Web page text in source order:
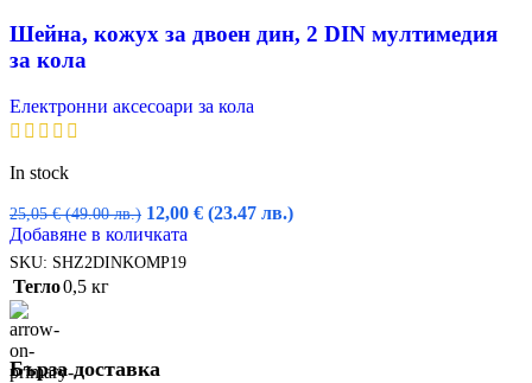
Шейна, кожух за двоен дин, 2 DIN мултимедия
за кола
Електронни аксесоари за кола
In stock
25,05€ (49.00 лв.) Original
price
was:
12,00 € (23.47 лв.)Текущата
Добавяне в количката
SKU: SHZ2DINKOMP19
Тегло0,5 кг
Бърза доставка